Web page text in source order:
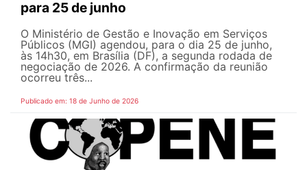
para 25 de junho
O Ministério de Gestão e Inovação em Serviços
Públicos (MGI) agendou, para o dia 25 de junho,
às 14h30, em Brasília (DF), a segunda rodada de
negociação de 2026. A confirmação da reunião
ocorreu três...
Publicado em: 18 de Junho de 2026